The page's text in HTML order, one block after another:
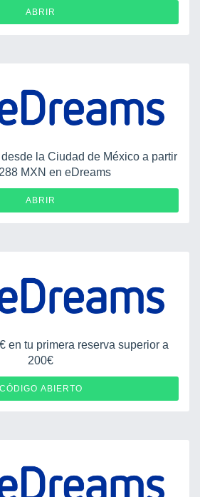
ABRIR
la Ciudad de México a partir
MXN en eDreams
ABRIR
en tu primera reserva superior a
200€
CÓDIGO ABIERTO